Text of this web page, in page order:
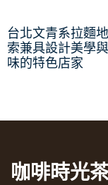
台北文青系拉麵
索兼具設計美學
味的特色店家
咖啡時光